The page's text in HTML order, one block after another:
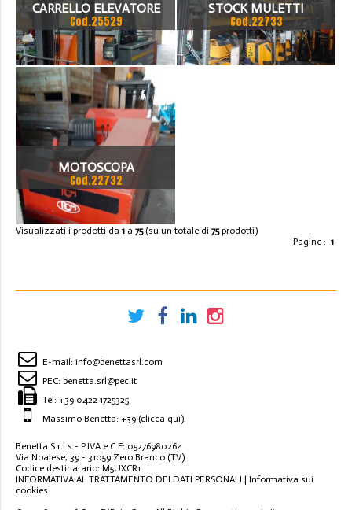
CARRELLO ELEVATORE
ELETTRICO CON
CARICABATTERIA 30 Q.LI
Cod.25529
STOCK MULETTI
DISPONIBILI
Cod.22733
MOTOSCOPA
Cod.22732
Visualizzati i prodotti da 1 a 75(su un totale di 75prodotti)
Pagine : 1
E-mail: info@benettasrl.com
PEC: benetta.srl@pec.it
Tel: +39 0422 1725325
Massimo Benetta: +39 (clicca qui).
Benetta S.r.l.s - P.IVA e C.F: 05276980264
Via Noalese, 39 - 31059 Zero Branco (TV)
Codice destinatario: M5UXCR1
INFORMATIVA AL TRATTAMENTO DEI DATI PERSONALI | Informativa sui
cookies